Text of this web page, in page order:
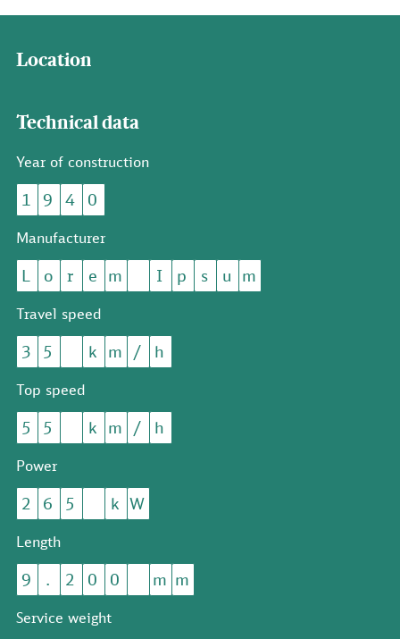
Location
Technical data
Year of construction
1 9 4 0
Manufacturer
L o r e m I p s u m
Travel speed
3 5 k m / h
Top speed
5 5 k m / h
Power
2 6 5 k W
Length
9 . 2 0 0 m m
Service weight